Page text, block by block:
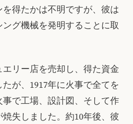
得たかは不明ですが、彼は
グ機械を発明することに取
リー店を売却し、得た資金
が、1917年に火事で全てを
で工場、設計図、そして作
失しました。約10年後、彼